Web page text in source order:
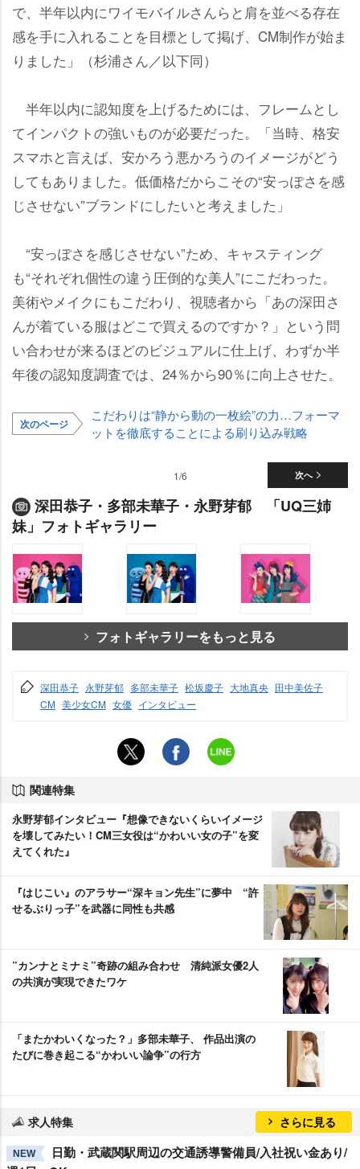
で、半年以内にワイモバイルさんらと肩を並べる存在
感を手に入れることを目標として掲げ、CM制作が始ま
りました」（杉浦さん／以下同）
半年以内に認知度を上げるためには、フレームとし
てインパクトの強いものが必要だった。「当時、格安
スマホと言えば、安かろう悪かろうのイメージがどう
してもありました。低価格だからこその“安っぽさを感
じさせない”ブランドにしたいと考えました」
“安っぽさを感じさせない”ため、キャスティング
も“それぞれ個性の違う圧倒的な美人”にこだわった。
美術やメイクにもこだわり、視聴者から「あの深田さ
んが着ている服はどこで買えるのですか？」という問
い合わせが来るほどのビジュアルに仕上げ、わずか半
年後の認知度調査では、24％から90％に向上させた。
次のページ
こだわりは“静から動の一枚絵”の力…フォーマ
ットを徹底することによる刷り込み戦略
次へ
1/6
深田恭子・多部未華子・永野芽郁 「UQ三姉
妹」フォトギャラリー
フォトギャラリーをもっと見る
深田恭子 永野芽郁 多部未華子 松坂慶子 大地真央 田中美佐子
CM 美少女CM 女優 インタビュー
関連特集
永野芽郁インタビュー『想像できないくらいイメージ
を壊してみたい！CM三女役は“かわいい女の子”を変
えてくれた』
『はじこい』のアラサー“深キョン先生”に夢中 “許
せるぶりっ子”を武器に同性も共感
”カンナとミナミ”奇跡の組み合わせ 清純派女優2人
の共演が実現できたワケ
「またかわいくなった？」多部未華子、 作品出演の
たびに巻き起こる“かわいい論争”の行方
求人特集 さらに見る
NEW
日勤・武蔵関駅周辺の交通誘導警備員/入社祝い金あり/